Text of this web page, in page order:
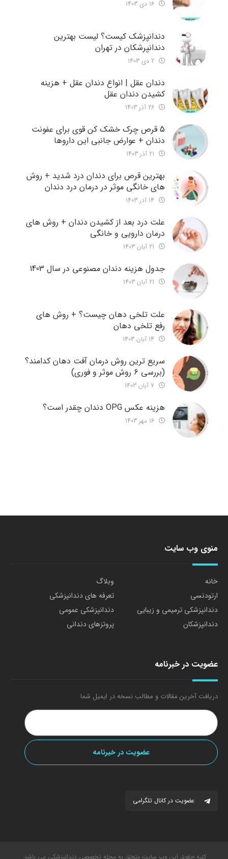
دندانپزشک کیست؟ لیست بهترین
دندانپرشکان در تهران
دندان عقل | انواع دندان عقل + هزینه
کشیدن دندان عقل
5 قرص چرک خشک کن قوی برای عفونت
دندان + عوارض جانبی این داروها
بهترین قرص برای دندان درد شدید + روش
های خانگی موثر در درمان درد دندان
علت درد بعد از کشیدن دندان + روش های
درمان دارویی و خانگی
جدول هزینه دندان مصنوعی در سال 1403
علت تلخی دهان چیست؟ + روش های
رفع تلخی دهان
سریع ترین روش درمان آفت دهان کدامند؟
(بررسی 6 روش موثر و فوری)
هزینه عکس OPG دندان چقدر است؟
منوی وب سایت
خانه
وبلاگ
ارتودنسی
تعرفه های دندانپزشکی
دندانپزشکی ترمیمی و زیبایی
دندانپزشکی عمومی
دندانپزشکان
پروتزهای دندانی
عضویت در خبرنامه
دریافت آخرین مقالات و مطالب نسخه در ایمیل شما
عضویت در کانال تلگرامی
کلیه حقوق این وب سایت متعلق به مجله تخصصی دندانپزشکی می باشد.